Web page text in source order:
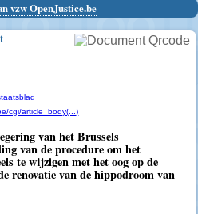
vzw OpenJustice.be
cgi/article_body(...)
van het Brussels
van de procedure om het
te wijzigen met het oog op de
renovatie van de hippodroom van